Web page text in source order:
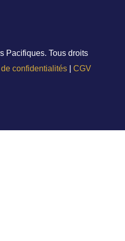
Pacifiques. Tous droits
confidentialités| CGV